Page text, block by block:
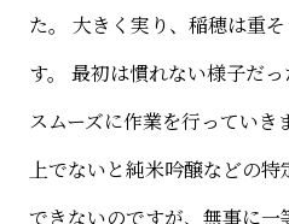
た。
大きく実り、稲穂は重
す。
最初は慣れない様子だ
スムーズに作業を行っていき
上でないと純米吟醸などの
できないのですが、無事に